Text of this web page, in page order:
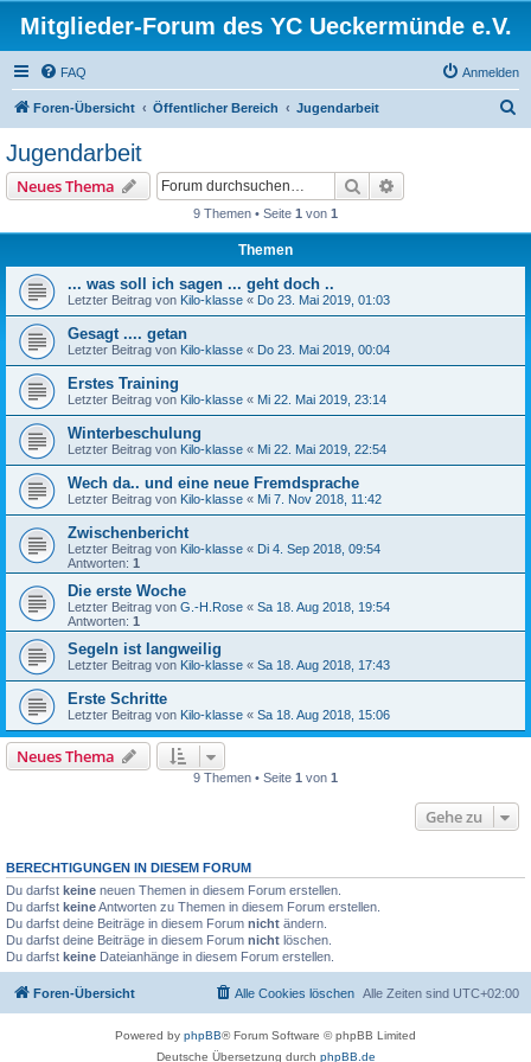
Mitglieder-Forum des YC Ueckermünde e.V.
FAQ Anmelden
Foren-Übersicht Öffentlicher Bereich Jugendarbeit
Jugendarbeit
Neues Thema Suche
9 Themen • Seite 1 von 1
Themen
... was soll ich sagen ... geht doch ..
Letzter Beitrag von Kilo-klasse « Do 23. Mai 2019, 01:03
Gesagt .... getan
Letzter Beitrag von Kilo-klasse « Do 23. Mai 2019, 00:04
Erstes Training
Letzter Beitrag von Kilo-klasse « Mi 22. Mai 2019, 23:14
Winterbeschulung
Letzter Beitrag von Kilo-klasse « Mi 22. Mai 2019, 22:54
Wech da.. und eine neue Fremdsprache
Letzter Beitrag von Kilo-klasse « Mi 7. Nov 2018, 11:42
Zwischenbericht
Letzter Beitrag von Kilo-klasse « Di 4. Sep 2018, 09:54
Antworten: 1
Die erste Woche
Letzter Beitrag von G.-H.Rose « Sa 18. Aug 2018, 19:54
Antworten: 1
Segeln ist langweilig
Letzter Beitrag von Kilo-klasse « Sa 18. Aug 2018, 17:43
Erste Schritte
Letzter Beitrag von Kilo-klasse « Sa 18. Aug 2018, 15:06
Neues Thema
9 Themen • Seite 1 von 1
Gehe zu
BERECHTIGUNGEN IN DIESEM FORUM
Du darfst keine neuen Themen in diesem Forum erstellen.
Du darfst keineAntworten zu Themen in diesem Forum erstellen.
Du darfst deine Beiträge in diesem Forum nicht ändern.
Du darfst deine Beiträge in diesem Forum nicht löschen.
Du darfst keine Dateianhänge in diesem Forum erstellen.
Foren-Übersicht Alle Zeiten sind UTC+02:00
Alle Cookies löschen
Powered by phpBB® Forum Software © phpBB Limited
Deutsche Übersetzung durch phpBB.de